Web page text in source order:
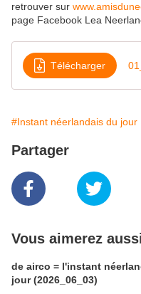
retrouver sur
page Facebook Lea
Télécharger
#Instant néerlandais du jour
Partager
Vous aimerez
de airco = l'instant
jour (2026_06_03)